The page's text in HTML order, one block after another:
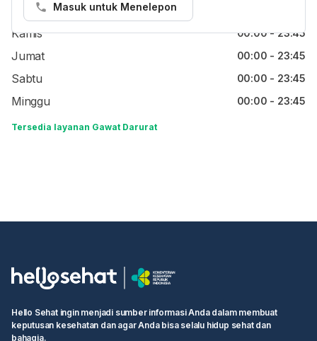
Masuk untuk Menelepon
Rabu
Kamis 00:00 - 23:45
Jumat 00:00 - 23:45
Sabtu 00:00 - 23:45
Minggu 00:00 - 23:45
Tersedia layanan Gawat Darurat
Hello Sehat ingin menjadi sumber informasi Anda dalam membuat
keputusan kesehatan dan agar Anda bisa selalu hidup sehat dan
bahagia.